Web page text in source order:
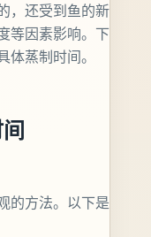
，还受到鱼的新
等因素影响。下
蒸制时间。
的方法。以下是